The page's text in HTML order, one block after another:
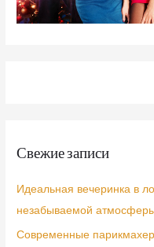
Свежие записи
Идеальная вечеринка в
незабываемой
Современные